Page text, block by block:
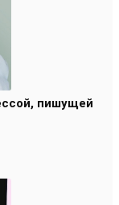
пишущей